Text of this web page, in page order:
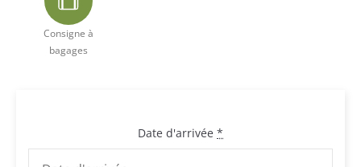
Consigne à
bagages
Date d'arrivée *